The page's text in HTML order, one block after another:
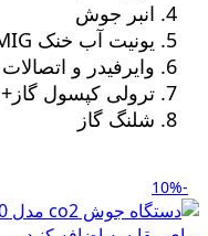
انبر جوش
یونیت آب خنک MIG
وایرفیدر و اتصالات
ترولی کپسول گاز+ ٢چرخ ثابت و ٢چرخ گردان
شلنگ گاز
-10%